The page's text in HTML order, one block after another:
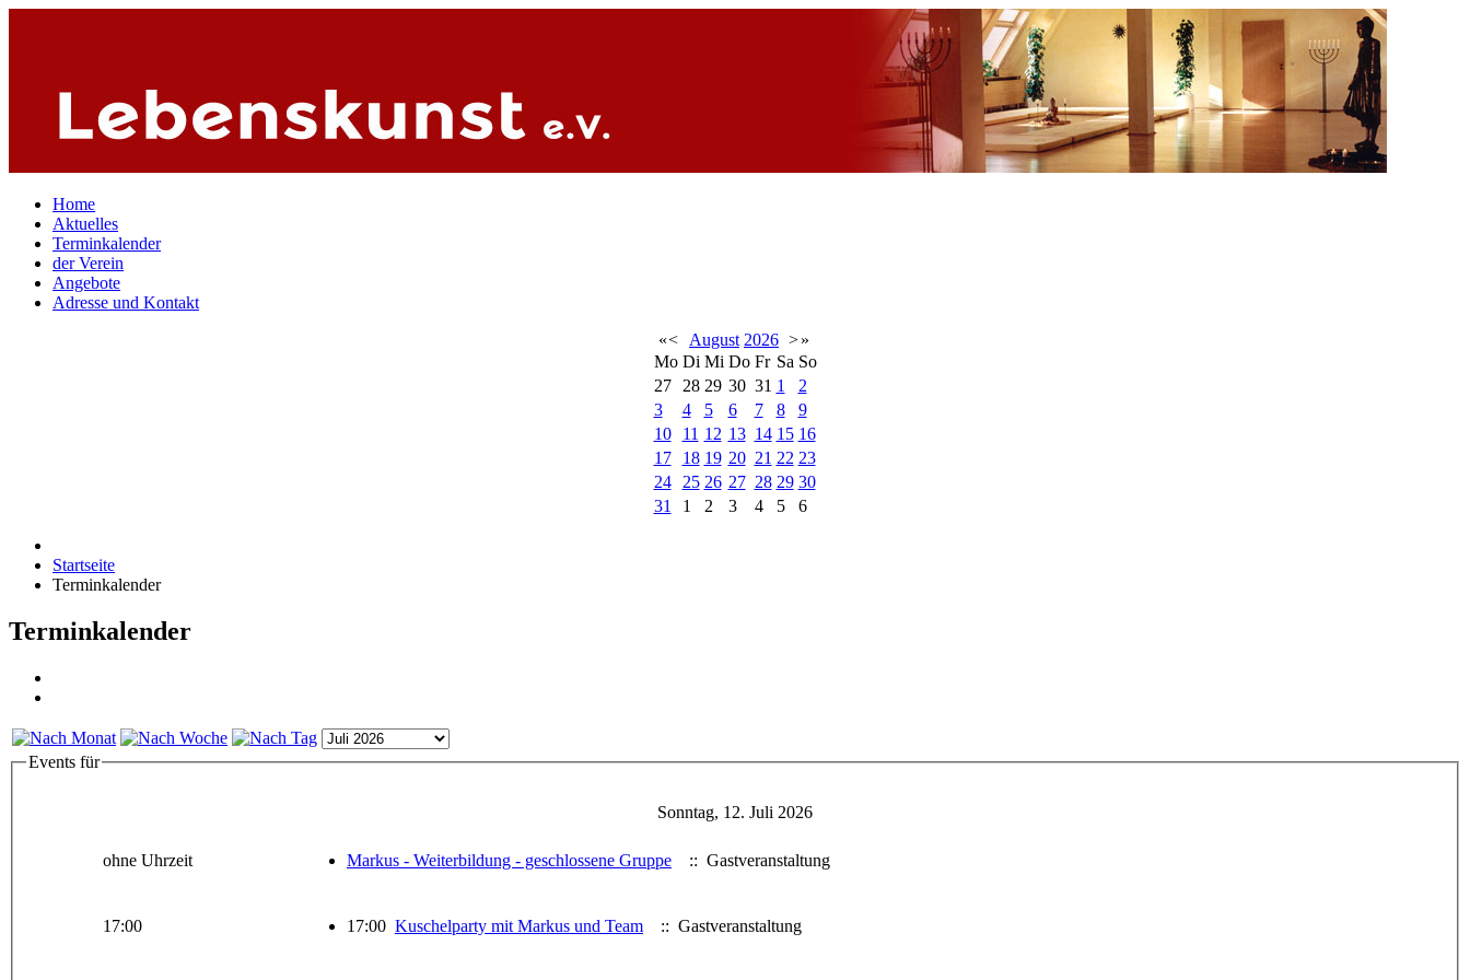
Home
Aktuelles
Terminkalender
der Verein
Angebote
Adresse und Kontakt
«< August 2026 >»
Mo Di Mi Do Fr Sa So
27
28 29 30 31 1
2
3
4 5 6 7 8
9
10
11 12 13 14 15 16
17
18 19 20 21 22 23
24
25 26 27 28 29 30
31
1 2 3 4 5 6
Startseite
Terminkalender
Terminkalender
Events für
Sonntag, 12. Juli 2026
ohne Uhrzeit Markus - Weiterbildung - geschlossene Gruppe :: Gastveranstaltung
17:00 17:00 Kuschelparty mit Markus und Team :: Gastveranstaltung